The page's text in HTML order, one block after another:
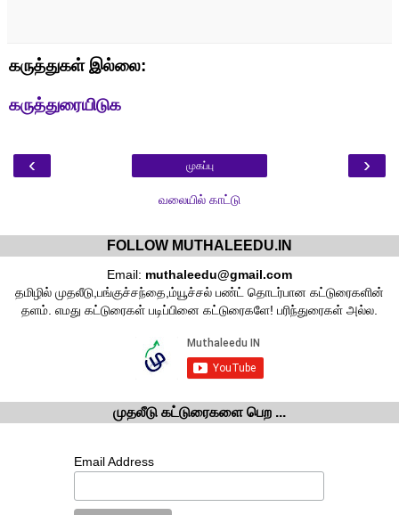
கருத்துகள் இல்லை:
கருத்துரையிடுக
‹ ›
முகப்பு
வலையில் காட்டு
FOLLOW MUTHALEEDU.IN
Email: muthaleedu@gmail.com
தமிழில் முதலீடு,பங்குச்சந்தை,ம்யூச்சல் பண்ட் தொடர்பான கட்டுரைகளின்
தளம். எமது கட்டுரைகள் படிப்பினை கட்டுரைகளே! பரிந்துரைகள் அல்ல.
முதலீடு கட்டுரைகளை பெற ...
Email Address